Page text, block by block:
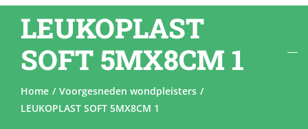
Blog
Diensten
Contacteer Ons
LEUKOPLAST
SOFT 5MX8CM 1
Home
Voorgesneden wondpleisters
LEUKOPLAST SOFT 5MX8CM 1